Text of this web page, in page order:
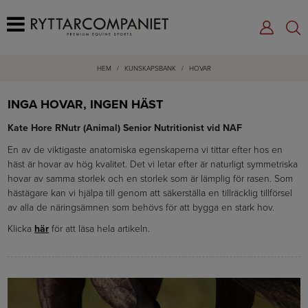
HEM / KUNSKAPSBANK / HOVAR
INGA HOVAR, INGEN HÄST
Kate Hore RNutr (Animal) Senior Nutritionist vid NAF
En av de viktigaste anatomiska egenskaperna vi tittar efter hos en
häst är hovar av hög kvalitet. Det vi letar efter är naturligt symmetriska
hovar av samma storlek och en storlek som är lämplig för rasen. Som
hästägare kan vi hjälpa till genom att säkerställa en tillräcklig tillförsel
av alla de näringsämnen som behövs för att bygga en stark hov.
Klicka här för att läsa hela artikeln.